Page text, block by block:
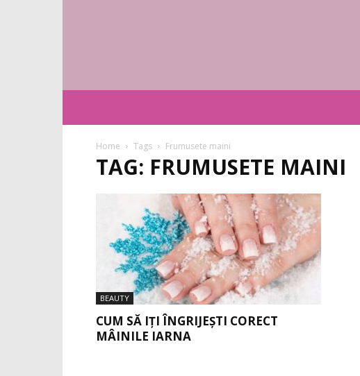
Home Tags Frumusete maini
TAG: FRUMUSETE MAINI
BEAUTY
CUM SĂ IȚI ÎNGRIJEȘTI CORECT
MÂINILE IARNA